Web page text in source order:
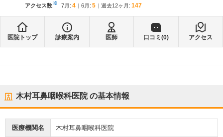
アクセス数※ 7月 : 4 6月 : 5 過去12ヶ月: 147
医院トップ 診療案内 医師 口コミ(0) アクセス
木村耳鼻咽喉科医院の基本情報
医療機関名 木村耳鼻咽喉科医院